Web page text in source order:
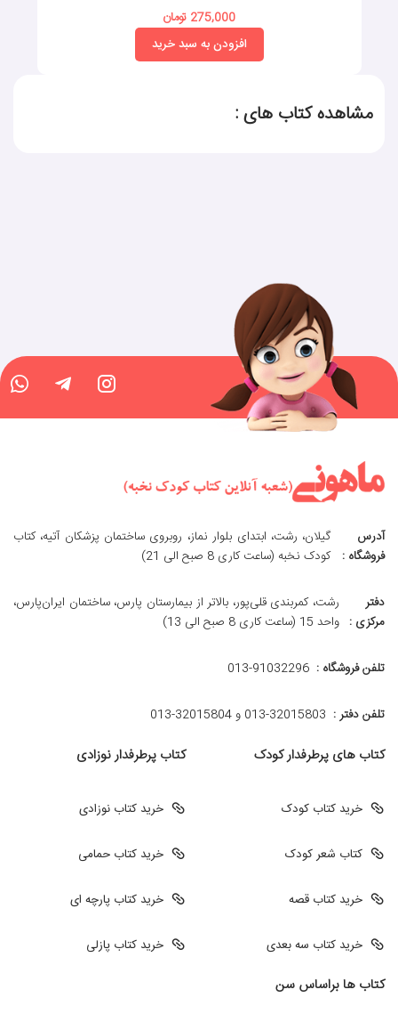
275,000 تومان
افزودن به سبد خرید
مشاهده کتاب های :
آدرس
فروشگاه :
گیلان، رشت، ابتدای بلوار نماز، روبروی ساختمان پزشکان آتیه، کتاب
کودک نخبه (ساعت کاری 8 صبح الی 21)
دفتر
مرکزی :
رشت، کمربندی قلی‌پور، بالاتر از بیمارستان پارس، ساختمان ایران‌پارس،
واحد 15 (ساعت کاری 8 صبح الی 13)
تلفن فروشگاه : 013-91032296
تلفن دفتر : 013-32015803 و 32015804-013
کتاب های پرطرفدار کودک
خرید کتاب کودک
کتاب شعر کودک
خرید کتاب قصه
خرید کتاب سه بعدی
کتاب پرطرفدار نوزادی
خرید کتاب نوزادی
خرید کتاب حمامی
خرید کتاب پارچه ای
خرید کتاب پازلی
کتاب ها براساس سن